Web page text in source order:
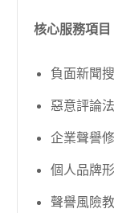
核心服務項目
負面新聞
惡意評論
企業聲譽
個人品牌
聲譽風險